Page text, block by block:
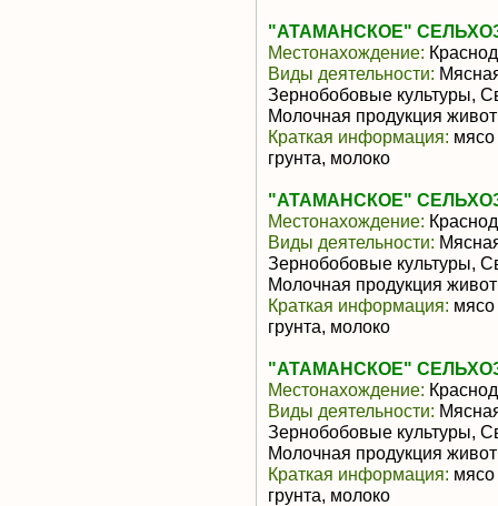
"АТАМАНСКОЕ"
Местонахождение:
Виды деятельности:
Зернобобовые культуры,
Молочная продукция
Краткая информация: мясо
грунта, молоко
"АТАМАНСКОЕ"
Местонахождение:
Виды деятельности:
Зернобобовые культуры,
Молочная продукция
Краткая информация: мясо
грунта, молоко
"АТАМАНСКОЕ"
Местонахождение:
Виды деятельности:
Зернобобовые культуры,
Молочная продукция
Краткая информация: мясо
грунта, молоко